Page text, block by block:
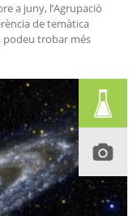
a juny, l’Agrupació
de temàtica
podeu trobar més